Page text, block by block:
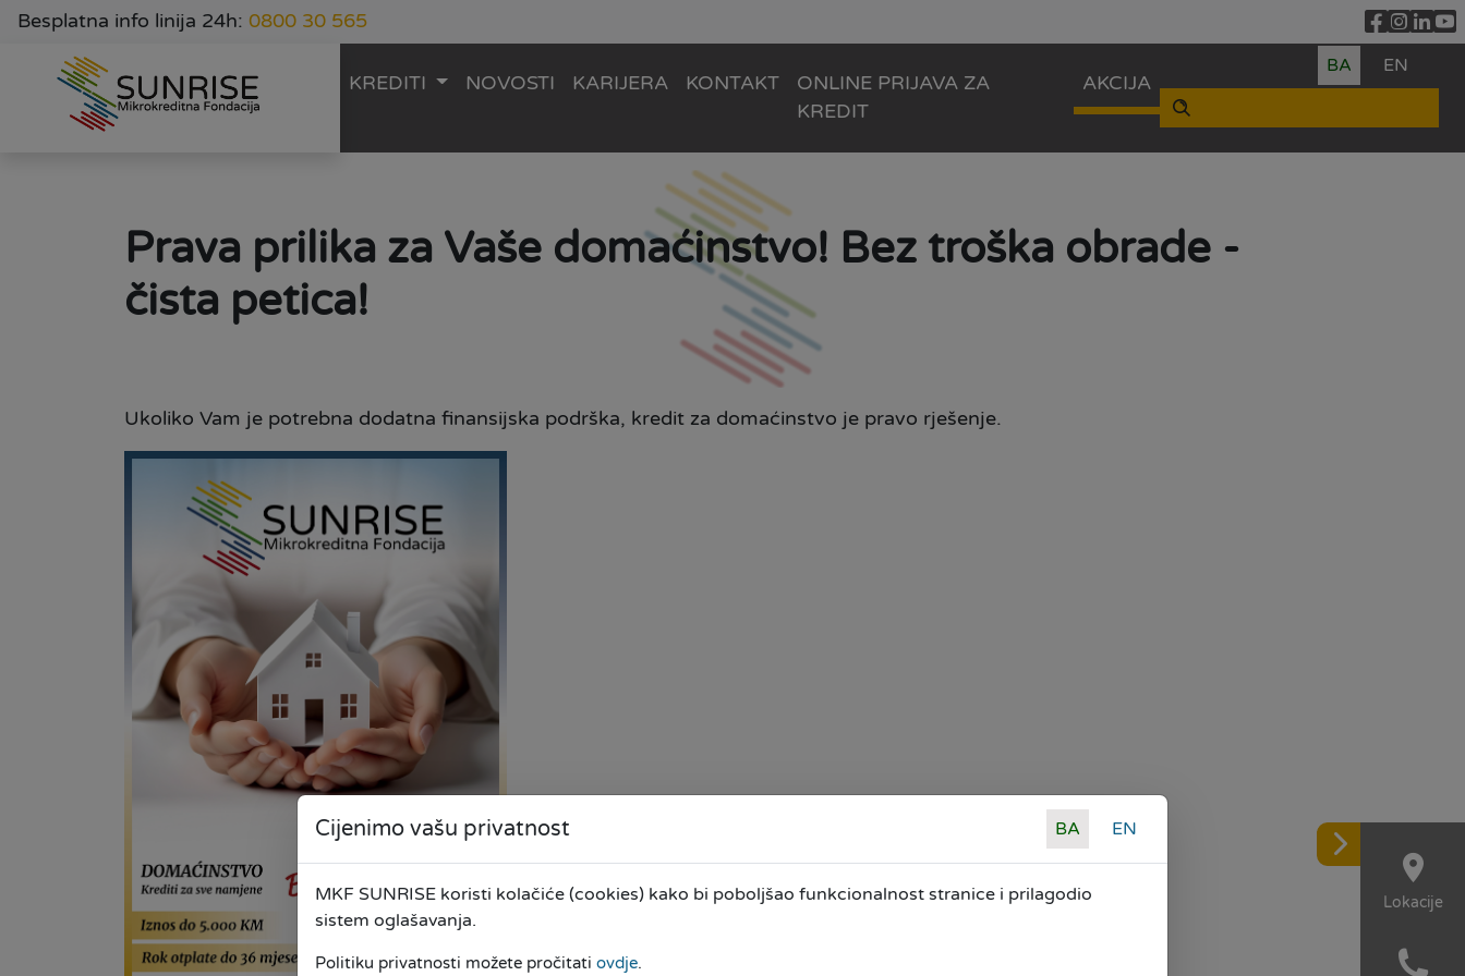
Besplatna info linija 24h: 0800 30 565
KREDITI NOVOSTI KARIJERA KONTAKT
ONLINE PRIJAVA ZA
KREDIT
AKCIJA
BA EN
Lokacije
Prava prilika za Vaše domaćinstvo! Bez troška obrade -
čista petica!
Ukoliko Vam je potrebna dodatna finansijska podrška, kredit za domaćinstvo je pravo rješenje.
Cijenimo vašu privatnost BA EN
MKF SUNRISE koristi kolačiće (cookies) kako bi poboljšao funkcionalnost stranice i prilagodio
sistem oglašavanja.
Politiku privatnosti možete pročitati ovdje.